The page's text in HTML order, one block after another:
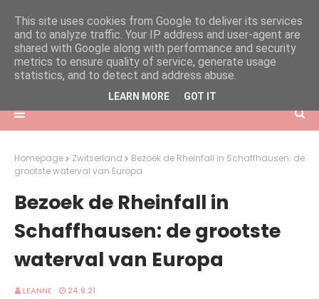
Homepage Zwitserland
Bezoek de Rheinfall in Schaffhausen: de
grootste waterval van Europa
Bezoek de Rheinfall in
Schaffhausen: de grootste
waterval van Europa
LEANNE 24.9.21
This site uses cookies from Google to deliver its services
and to analyze traffic. Your IP address and user-agent are
shared with Google along with performance and security
metrics to ensure quality of service, generate usage
statistics, and to detect and address abuse.
LEARN MORE GOT IT